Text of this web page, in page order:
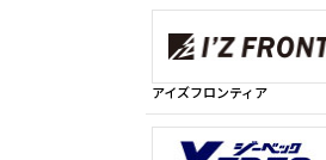
アイズフロンティア